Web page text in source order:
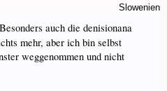
Slowenien
auch die denisionana
mehr, aber ich bin selbst
weggenommen und nicht